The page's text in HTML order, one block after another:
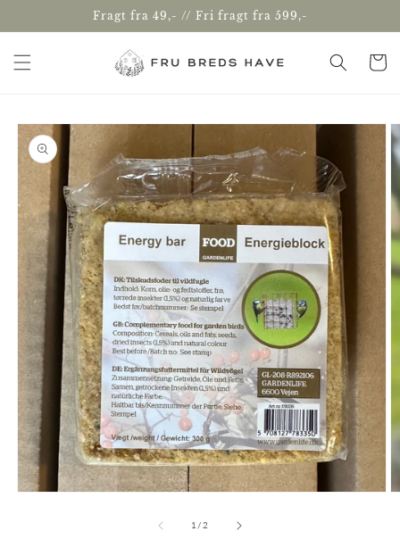
Fragt fra 49,- // Fri fragt fra 599,-
1 /af
2